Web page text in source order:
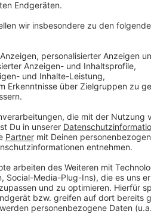
im Juni in eine eigene Stadt:
Headliner, spannende
,Iron Maiden, Bring Me The
gute Rockmusik,
Campinggelände schlendern
einmal erlebt haben!
wenn das größte Rockfestival